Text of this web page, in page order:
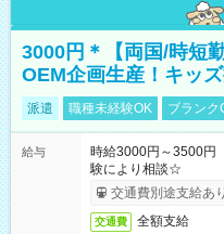
3000円＊【両国/時短
OEM企画生産！キッ
派遣 職種未経験OK ブランク
給与
時給3000円～3500
験により相談☆
交通費別途支給あり
交通費 全額支給